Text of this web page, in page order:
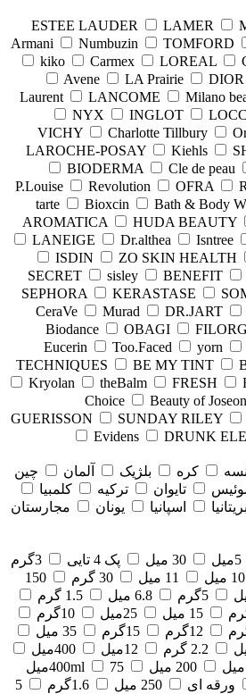
ESTEE LAUDER
LAMER
Armani
Numbuzin TOMFORD
kiko
Carmex LOREAL
Avene
LA Prairie DIOR
Laurent
LANCOME Milano
NYX
INGLOT
VICHY
Charlotte Tillbury
LAROCHE-POSAY
Kiehls
BIODERMA
Cle de peau
P.Louise
Revolution OFRA
tarte
Bioxcin Bath & Body
AROMATICA
HUDA BEAUTY
LANEIGE
Dr.althea Isntree
ISDIN
ZO SKIN HEALTH
SECRET
sisley BENEFIT
SEPHORA
KERASTASE
CeraVe
Murad DR.JART
Biodance
OBAGI
Eucerin
Too.Faced yorn
TECHNIQUES
BE MY TINT
Kryolan
theBalm FRESH
Choice
Beauty of Joseon
GUERISSON
SUNDAY RILEY
Evidens
DRUNK
کره بلژیک آلمان
چین
تایوان ترکیه
کلمبیا
بریتانیا اسپانیا یونان
مجارستان
5میل 30 میل پک 4 تایی
3گرم
10 میل 11 میل 30 گرم
150
5گرم 6.8 میل
1.5 گرم
15 میل 25میل
10گرم
12گرم 15گرم
35 میل
2.2 گرم 12میل
400میل
200 میل 400ml
75میل
ورقه ای 250 میل 1.6گرم
5